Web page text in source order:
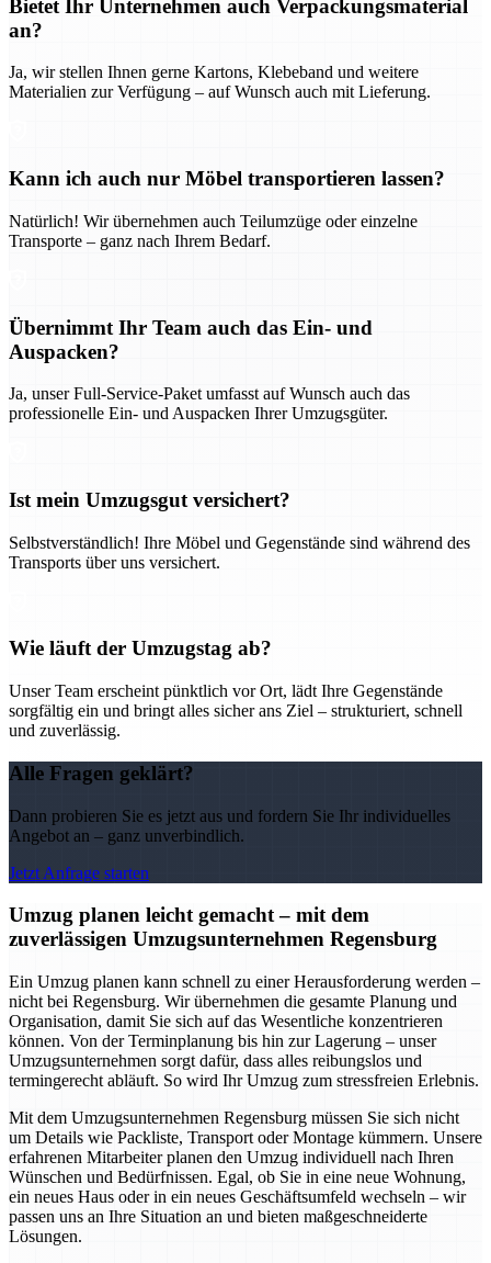
Bietet Ihr Unternehmen auch Verpackungsmaterial
an?
Ja, wir stellen Ihnen gerne Kartons, Klebeband und weitere
Materialien zur Verfügung – auf Wunsch auch mit Lieferung.
Kann ich auch nur Möbel transportieren lassen?
Natürlich! Wir übernehmen auch Teilumzüge oder einzelne
Transporte – ganz nach Ihrem Bedarf.
Übernimmt Ihr Team auch das Ein- und
Auspacken?
Ja, unser Full-Service-Paket umfasst auf Wunsch auch das
professionelle Ein- und Auspacken Ihrer Umzugsgüter.
Ist mein Umzugsgut versichert?
Selbstverständlich! Ihre Möbel und Gegenstände sind während des
Transports über uns versichert.
Wie läuft der Umzugstag ab?
Unser Team erscheint pünktlich vor Ort, lädt Ihre Gegenstände
sorgfältig ein und bringt alles sicher ans Ziel – strukturiert, schnell
und zuverlässig.
Alle Fragen geklärt?
Dann probieren Sie es jetzt aus und fordern Sie Ihr individuelles
Angebot an – ganz unverbindlich.
Jetzt Anfrage starten
Umzug planen leicht gemacht – mit dem
zuverlässigen Umzugsunternehmen Regensburg
Ein Umzug planen kann schnell zu einer Herausforderung werden –
nicht bei Regensburg. Wir übernehmen die gesamte Planung und
Organisation, damit Sie sich auf das Wesentliche konzentrieren
können. Von der Terminplanung bis hin zur Lagerung – unser
Umzugsunternehmen sorgt dafür, dass alles reibungslos und
termingerecht abläuft. So wird Ihr Umzug zum stressfreien Erlebnis.
Mit dem Umzugsunternehmen Regensburg müssen Sie sich nicht
um Details wie Packliste, Transport oder Montage kümmern. Unsere
erfahrenen Mitarbeiter planen den Umzug individuell nach Ihren
Wünschen und Bedürfnissen. Egal, ob Sie in eine neue Wohnung,
ein neues Haus oder in ein neues Geschäftsumfeld wechseln – wir
passen uns an Ihre Situation an und bieten maßgeschneiderte
Lösungen.